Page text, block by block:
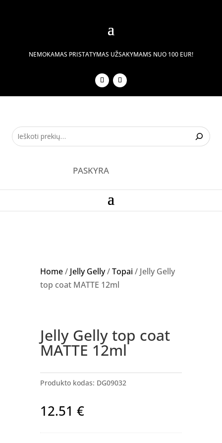
NEMOKAMAS PRISTATYMAS UŽSAKYMAMS NUO 100 EUR!
PASKYRA
Home/ Jelly Gelly/Topai / Jelly Gelly
top coat MATTE 12ml
Jelly Gelly top coat
MATTE 12ml
Produkto kodas: DG09032
12.51 €